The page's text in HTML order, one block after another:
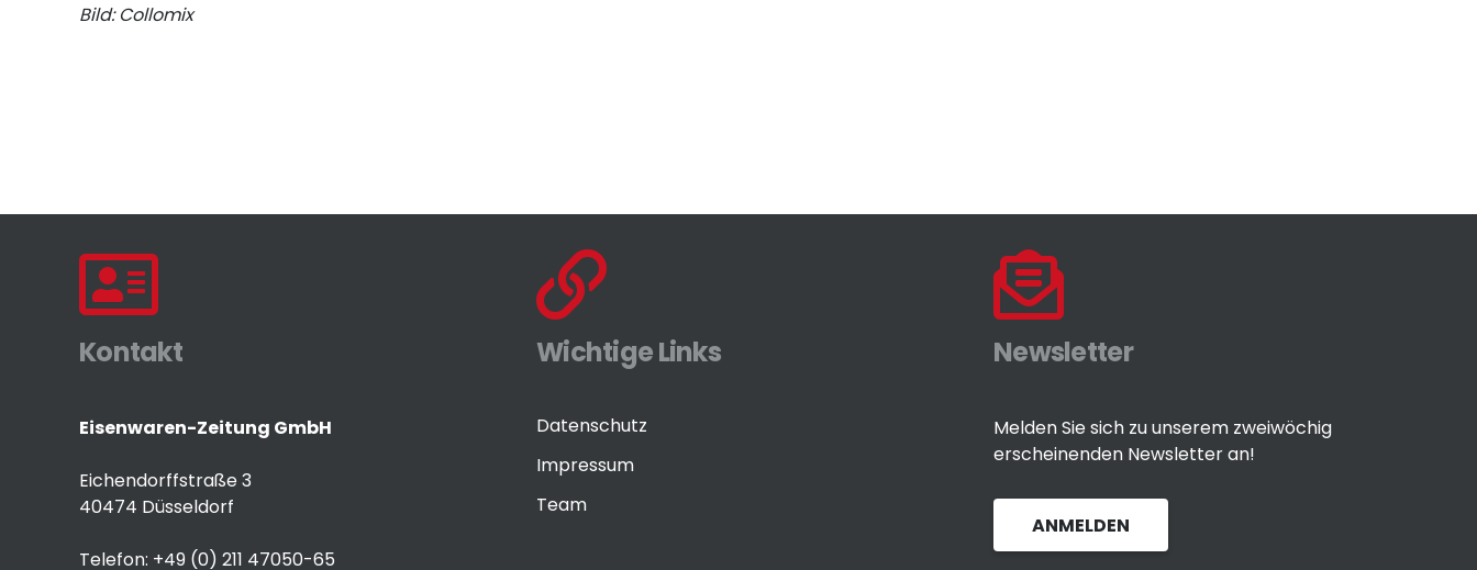
Bild: Collomix
Kontakt
Eisenwaren-Zeitung GmbH
Eichendorffstraße 3
40474 Düsseldorf
Telefon: +49 (0) 211 47050-65
Wichtige Links
Datenschutz
Impressum
Team
Newsletter
Melden Sie sich zu unserem zweiwöchig
erscheinenden Newsletter an!
ANMELDEN